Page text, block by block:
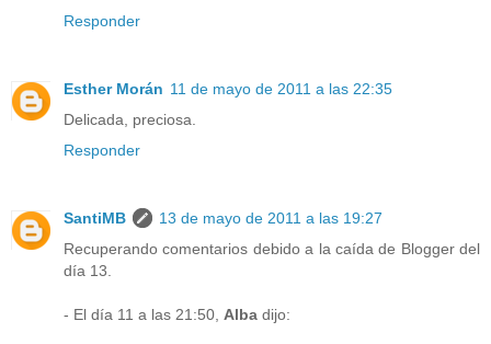
Responder
Esther Morán 11 de mayo de 2011 a las 22:35
Delicada, preciosa.
Responder
SantiMB
13 de mayo de 2011 a las 19:27
Recuperando comentarios debido a la caída de Blogger del
día 13.
- El día 11 a las 21:50, Alba dijo: